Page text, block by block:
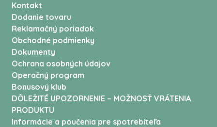
Kontakt
Dodanie tovaru
Reklamačný poriadok
Obchodné podmienky
Dokumenty
Ochrana osobných údajov
Operačný program
Bonusový klub
DÔLEŽITÉ UPOZORNENIE – MOŽNOSŤ VRÁTENIA
PRODUKTU
Informácie a poučenia pre spotrebiteľa